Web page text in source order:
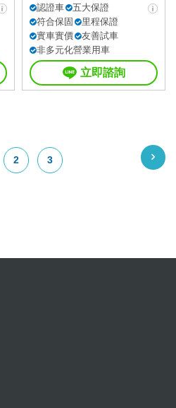
認證車
五大保證
符合保固
里程保證
實車實價
友善試車
非多元化營業用車
立即諮詢
2 3